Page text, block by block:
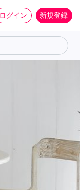
ログイン 新規登録